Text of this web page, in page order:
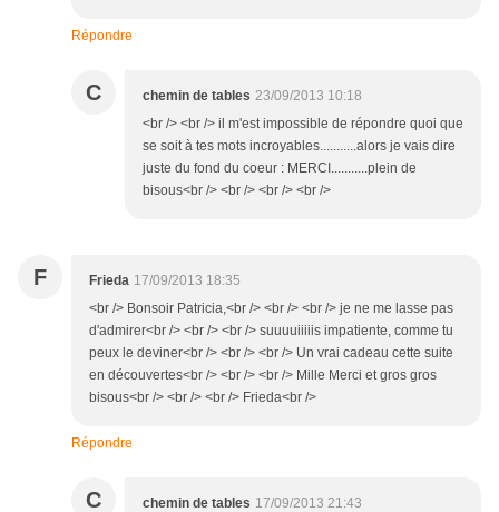
Répondre
C chemin de tables 23/09/2013 10:18
<br /> <br /> il m'est impossible de répondre quoi que
se soit à tes mots incroyables...........alors je vais dire
juste du fond du coeur : MERCI...........plein de
bisous<br /> <br /> <br /> <br />
F Frieda 17/09/2013 18:35
<br /> Bonsoir Patricia,<br /> <br /> <br /> je ne me lasse pas
d'admirer<br /> <br /> <br /> suuuuiiiiis impatiente, comme tu
peux le deviner<br /> <br /> <br /> Un vrai cadeau cette suite
en découvertes<br /> <br /> <br /> Mille Merci et gros gros
bisous<br /> <br /> <br /> Frieda<br />
Répondre
C chemin de tables 17/09/2013 21:43